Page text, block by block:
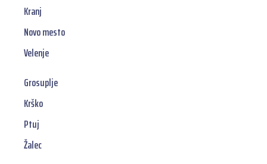
Kranj
Novo mesto
Velenje
Grosuplje
Krško
Ptuj
Žalec